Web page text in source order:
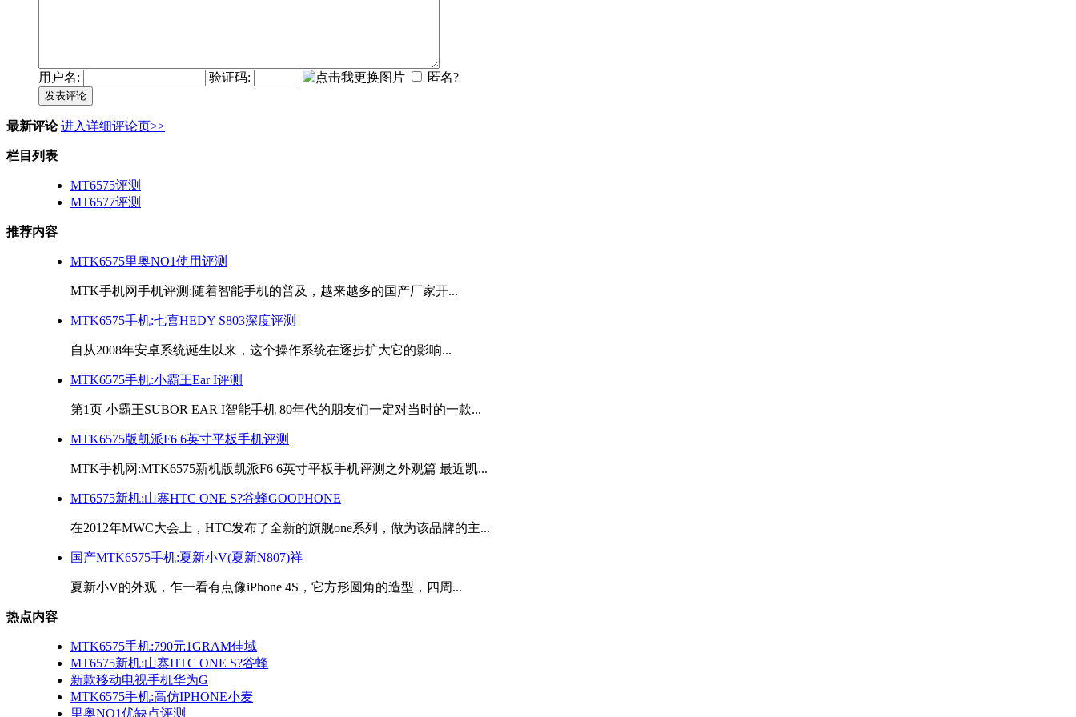
用户名: 验证码: 匿名?
发表评论
最新评论 进入详细评论页>>
栏目列表
MT6575评测
MT6577评测
推荐内容
MTK6575里奥NO1使用评测
MTK手机网手机评测:随着智能手机的普及，越来越多的国产厂家开...
MTK6575手机:七喜HEDY S803深度评测
自从2008年安卓系统诞生以来，这个操作系统在逐步扩大它的影响...
MTK6575手机:小霸王Ear I评测
第1页 小霸王SUBOR EAR I智能手机 80年代的朋友们一定对当时的一款...
MTK6575版凯派F6 6英寸平板手机评测
MTK手机网:MTK6575新机版凯派F6 6英寸平板手机评测之外观篇 最近凯...
MT6575新机:山寨HTC ONE S?谷蜂GOOPHONE
在2012年MWC大会上，HTC发布了全新的旗舰one系列，做为该品牌的主...
国产MTK6575手机:夏新小V(夏新N807)祥
夏新小V的外观，乍一看有点像iPhone 4S，它方形圆角的造型，四周...
热点内容
MTK6575手机:790元1GRAM佳域
MT6575新机:山寨HTC ONE S?谷蜂
新款移动电视手机华为G
MTK6575手机:高仿IPHONE小麦
里奥NO1优缺点评测